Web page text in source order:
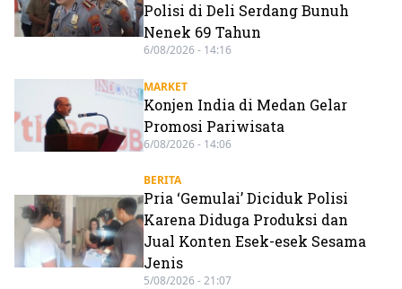
Polisi di Deli Serdang Bunuh
Nenek 69 Tahun
6/08/2026 - 14:16
MARKET
Konjen India di Medan Gelar
Promosi Pariwisata
6/08/2026 - 14:06
BERITA
Pria ‘Gemulai’ Diciduk Polisi
Karena Diduga Produksi dan
Jual Konten Esek-esek Sesama
Jenis
5/08/2026 - 21:07